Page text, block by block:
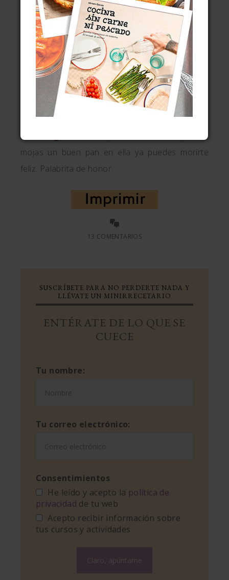
Salsa barbacoa con whisky
Ketchup casero
Alioli con yema
Salsa brava auténtica
Salsa romesco
Seamos sinceros: lasalsa chimichurri está rica
con cualquier cosa, con un buen filetón,una
hamburguesa
o un pollo a la brasa, pero si
mojas un buen pan en ella ya puedes morirte
feliz. Palabrita de honor.
13 COMENTARIOS
SUSCRÍBETE PARA NO PERDERTE NADA Y
LLÉVATE UN MINIRRECETARIO
ENTÉRATE DE LO QUE SE
CUECE
Tu nombre:
Tu correo electrónico:
Consentimientos
He leído y acepto la política de
privacidad de tu web
Acepto recibir información sobre
tus cursos y actividades